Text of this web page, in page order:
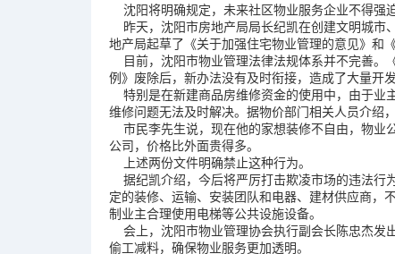
沈阳将明确规定，未来社区物业服务企业不得强
昨天，沈阳市房地产局局长纪凯在创建文明城市
地产局起草了《关于加强住宅物业管理的意见》和
目前，沈阳市物业管理法律法规体系并不完善。
例》废除后，新办法没有及时衔接，造成了大量开
特别是在新建商品房维修资金的使用中，由于业
维修问题无法及时解决。据物价部门相关人员介绍
市民李先生说，现在他的家想装修不自由，物业
公司，价格比外面贵得多。
上述两份文件明确禁止这种行为。
据纪凯介绍，今后将严厉打击欺凌市场的违法行
定的装修、运输、安装团队和电器、建材供应商，
制业主合理使用电梯等公共设施设备。
会上，沈阳市物业管理协会执行副会长陈忠杰发
偷工减料，确保物业服务更加透明。